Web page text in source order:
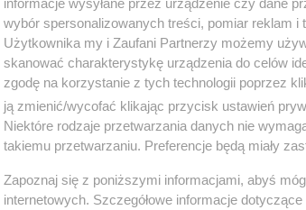
wybór spersonalizowanych treści, pomiar reklam i
Użytkownika my i Zaufani Partnerzy możemy
skanować charakterystykę urządzenia do celów
zgodę na korzystanie z tych technologii poprzez
ją zmienić/wycofać klikając przycisk ustawień
Niektóre rodzaje przetwarzania danych nie
takiemu przetwarzaniu. Preferencje będą miały
Zapoznaj się z poniższymi informacjami, abyś
internetowych. Szczegółowe informacje